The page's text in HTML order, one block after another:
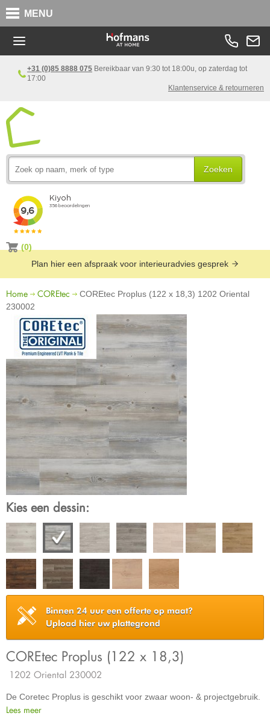
MENU
+31 (0)85 8888 075 Bereikbaar van 9:30 tot 18:00u, op zaterdag tot
17:00
Klantenservice & retourneren
Zoeken
(0)
Plan hier een afspraak voor interieuradvies gesprek
Home COREtec
COREtec Proplus (122 x 18,3) 1202 Oriental
230002
Kies een dessin:
Binnen 24 uur een offerte op maat?
Upload hier uw plattegrond
COREtec Proplus (122 x 18,3)
1202 Oriental 230002
De Coretec Proplus is geschikt voor zwaar woon- & projectgebruik.
Lees meer